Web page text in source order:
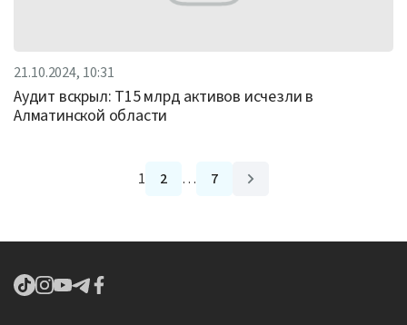
21.10.2024, 10:31
Аудит вскрыл: Т15 млрд активов исчезли в
Алматинской области
1 2 … 7